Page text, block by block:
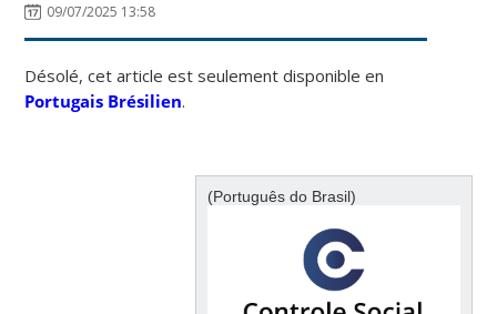
09/07/2025 13:58
Désolé, cet article est seulement disponible en
Portugais Brésilien.
(Português do Brasil)